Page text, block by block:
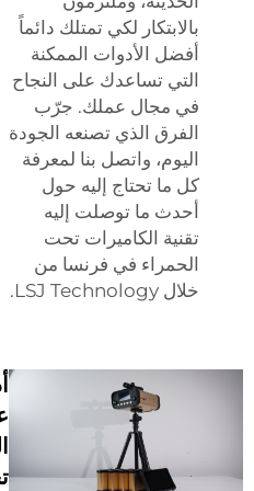
بالابتكار لكي تمتلك دائماً
أفضل الأدوات الممكنة
التي تساعدك على النجاح
في مجال عملك. جرّب
الفرق الذي تصنعه الجودة
اليوم، واتصل بنا لمعرفة
كل ما تحتاج إليه حول
أحدث ما توصلت إليه
تقنية الكاميرات تحت
الحمراء في فرنسا من
خلال LSJ Technology.